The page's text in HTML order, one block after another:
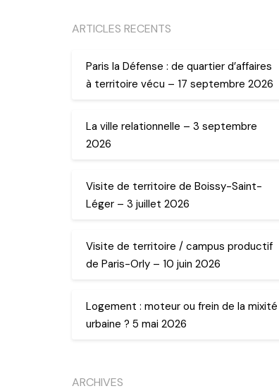
ARTICLES RECENTS
Paris la Défense : de quartier d’affaires
à territoire vécu – 17 septembre 2026
La ville relationnelle – 3 septembre
2026
Visite de territoire de Boissy-Saint-
Léger – 3 juillet 2026
Visite de territoire / campus productif
de Paris-Orly – 10 juin 2026
Logement : moteur ou frein de la mixité
urbaine ? 5 mai 2026
ARCHIVES